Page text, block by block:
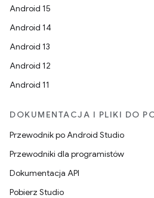
Android 15
Android 14
Android 13
Android 12
Android 11
DOKUMENTACJA I PLIKI DO
Przewodnik po Android Studio
Przewodniki dla programistów
Dokumentacja API
Pobierz Studio